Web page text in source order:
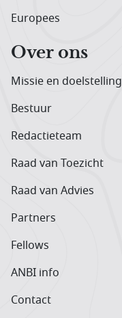
Europees
Over ons
Missie en doelstelling
Bestuur
Redactieteam
Raad van Toezicht
Raad van Advies
Partners
Fellows
ANBI info
Contact